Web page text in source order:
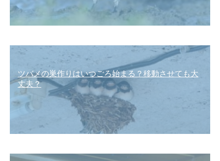
ツバメの巣作りはいつごろ始まる？移動させても大
丈夫？